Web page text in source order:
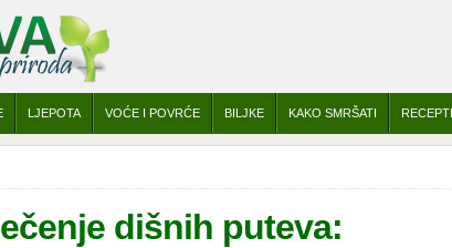
LJEPOTA VOĆE I POVRĆE BILJKE KAKO SMRŠATI RECEPTI
dišnih puteva: